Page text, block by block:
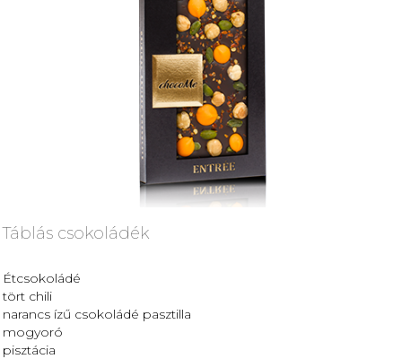
Táblás csokoládék
Étcsokoládé
tört chili
narancs ízű csokoládé pasztilla
mogyoró
pisztácia